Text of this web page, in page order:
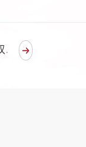
双鹤玫瑰露